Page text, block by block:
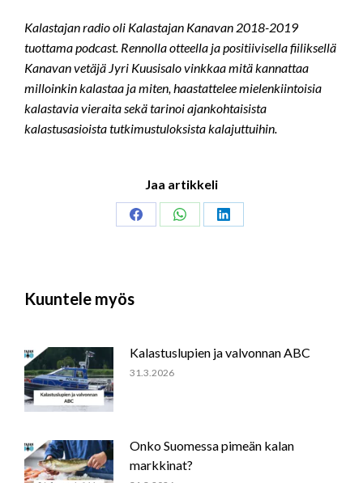
Kalastajan radio oli Kalastajan Kanavan 2018-2019
tuottama podcast. Rennolla otteella ja positiivisella fiiliksellä
Kanavan vetäjä Jyri Kuusisalo vinkkaa mitä kannattaa
milloinkin kalastaa ja miten, haastattelee mielenkiintoisia
kalastavia vieraita sekä tarinoi ajankohtaisista
kalastusasioista tutkimustuloksista kalajuttuihin.
Jaa artikkeli
Share
Share
Share
Kuuntele myös
Kalastuslupien ja valvonnan ABC
31.3.2026
Onko Suomessa pimeän kalan
markkinat?